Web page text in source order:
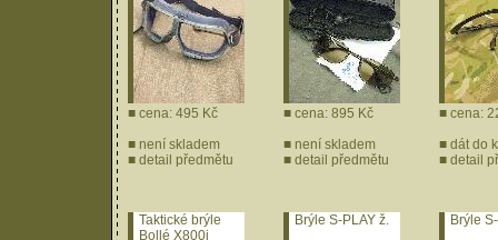
■ cena: 495 Kč
■ není skladem
■ detail předmětu
■ cena: 895 Kč
■ není skladem
■ detail předmětu
■ cena:
■ dát do
■ detail
Taktické brýle
Bollé X800i
Brýle S-PLAY ž. Brýle